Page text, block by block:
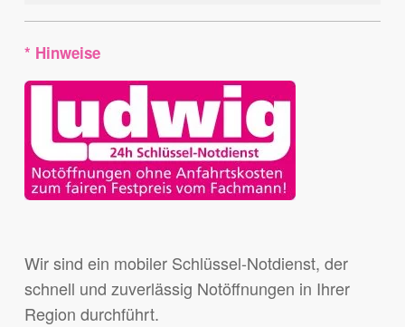
* Hinweise
Wir sind ein mobiler Schlüssel-Notdienst, der
schnell und zuverlässig Notöffnungen in Ihrer
Region durchführt.